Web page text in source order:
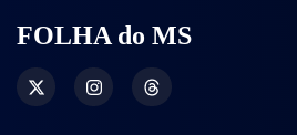
FOLHA do MS